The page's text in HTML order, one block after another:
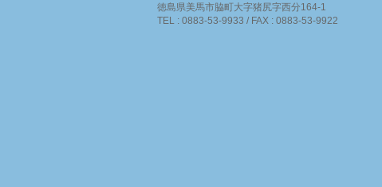
徳島県美馬市脇町大字猪尻字西分164-1
TEL : 0883-53-9933 / FAX : 0883-53-9922